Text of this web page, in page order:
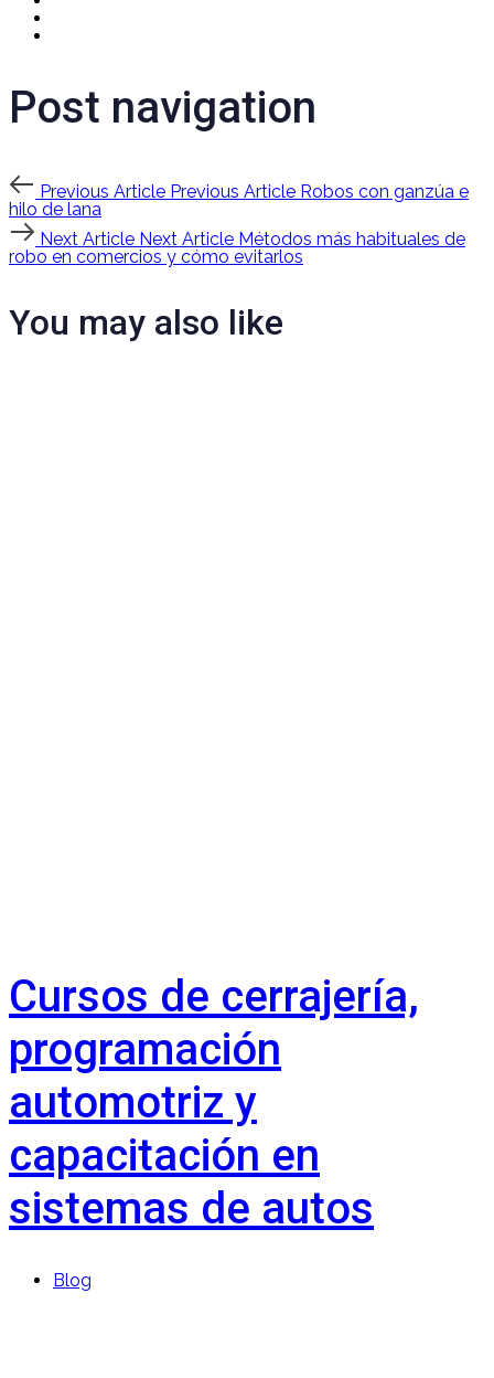
Post navigation
Previous Article Previous Article Robos con ganzúa e
hilo de lana
Next Article Next Article Métodos más habituales de
robo en comercios y cómo evitarlos
You may also like
Cursos de cerrajería,
programación
automotriz y
capacitación en
sistemas de autos
Blog